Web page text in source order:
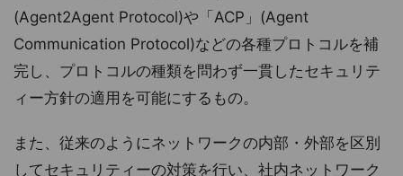
(Agent2Agent Protocol)や「ACP」(Agent
Communication Protocol)などの各種プロトコルを補
完し、プロトコルの種類を問わず一貫したセキュリテ
ィー方針の適用を可能にするもの。
また、従来のようにネットワークの内部・外部を区別
してセキュリティーの対策を行い、社内ネットワーク